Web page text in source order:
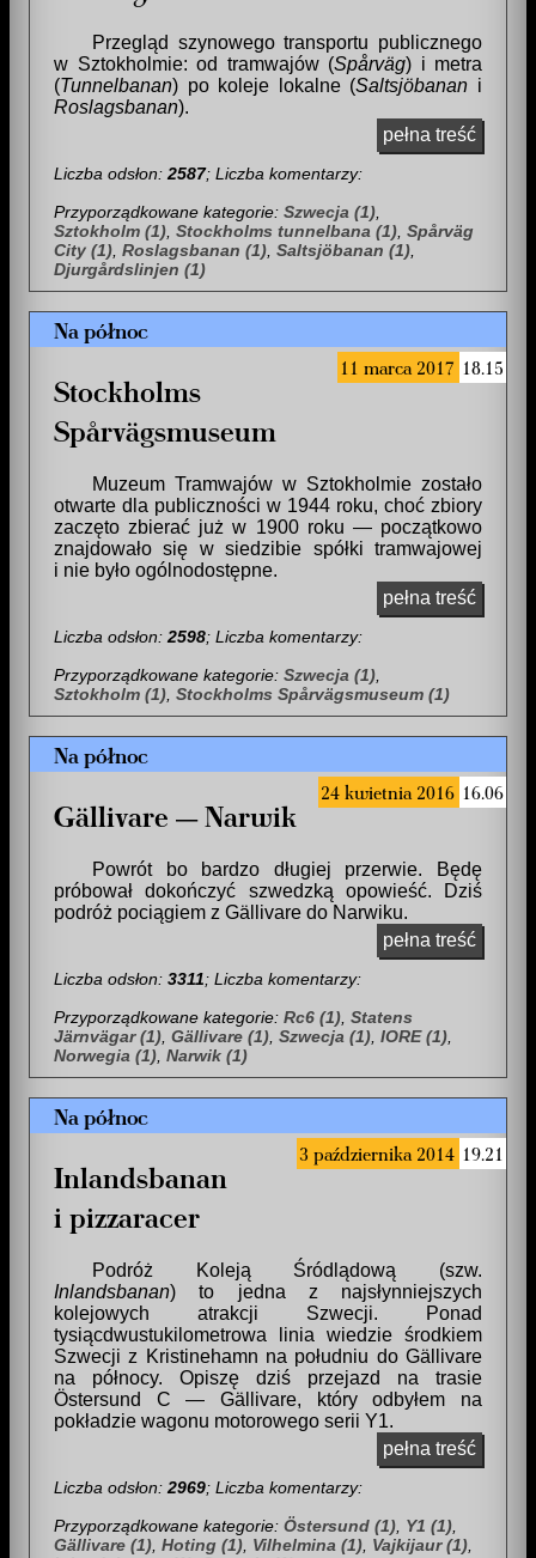
Przegląd szynowego transportu publicznego
w Sztokholmie: od tramwajów (Spårväg) i metra
(Tunnelbanan) po koleje lokalne (Saltsjöbanan i
Roslagsbanan).
pełna treść
Liczba odsłon:2587; Liczba komentarzy:
Przyporządkowane kategorie: Szwecja (1),
Sztokholm (1), Stockholms tunnelbana (1), Spårväg
City (1), Roslagsbanan (1), Saltsjöbanan (1),
Djurgårdslinjen (1)
Na północ
11 marca 2017 18.15
Stockholms
Spårvägsmuseum
Muzeum Tramwajów w Sztokholmie zostało
otwarte dla publiczności w 1944 roku, choć zbiory
zaczęto zbierać już w 1900 roku — początkowo
znajdowało się w siedzibie spółki tramwajowej
i nie było ogólnodostępne.
pełna treść
Liczba odsłon: 2598; Liczba komentarzy:
Przyporządkowane kategorie: Szwecja (1)
Sztokholm (1) Stockholms Spårvägsmuseum (1)
Na północ
24 kwietnia 2016 16.06
Gällivare — Narwik
Powrót bo bardzo długiej przerwie. Będę
próbował dokończyć szwedzką opowieść. Dziś
podróż pociągiem z Gällivare do Narwiku.
pełna treść
Liczba odsłon: 3311; Liczba komentarzy:
Przyporządkowane kategorie: Rc6 (1) Statens
Järnvägar (1) Gällivare (1) Szwecja (1) IORE (1)
Norwegia (1) Narwik (1)
Na północ
3 października 2014 19.21
Inlandsbanan
i pizzaracer
Podróż Koleją Śródlądową (szw.
Inlandsbanan) to jedna z najsłynniejszych
kolejowych atrakcji Szwecji. Ponad
tysiącdwustukilometrowa linia wiedzie środkiem
Szwecji z Kristinehamn na południu do Gällivare
na północy. Opiszę dziś przejazd na trasie
Östersund C — Gällivare, który odbyłem na
pokładzie wagonu motorowego serii Y1.
pełna treść
Liczba odsłon: 2969; Liczba komentarzy:
Przyporządkowane kategorie: Östersund (1) Y1 (1)
Gällivare (1) Hoting (1) Vilhelmina (1) Vajkijaur (1)